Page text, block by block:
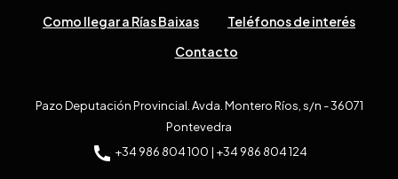
Como llegar a Rías Baixas
Teléfonos de interés
Contacto
Pazo Deputación Provincial. Avda. Montero Ríos, s/n - 36071
Pontevedra
+34 986 804 100 | +34 986 804 124